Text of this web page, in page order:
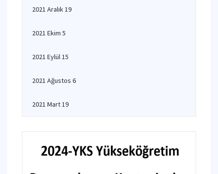
2021 Aralık 19
2021 Ekim 5
2021 Eylül 15
2021 Ağustos 6
2021 Mart 19